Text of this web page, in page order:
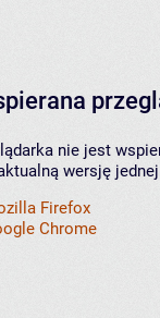
nie jest
wersję
Firefox
Chrome